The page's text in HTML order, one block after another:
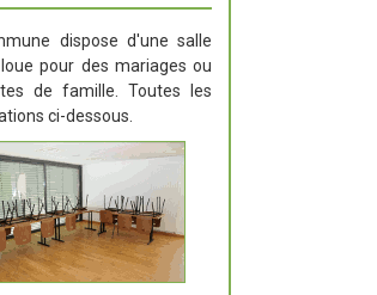
dispose d'une salle
pour des mariages ou
de famille. Toutes les
ci-dessous.